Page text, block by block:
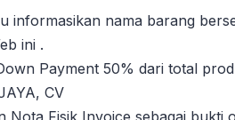
informasikan nama barang
ini .
Payment 50% dari total
CV
Nota Fisik Invoice sebagai bukti